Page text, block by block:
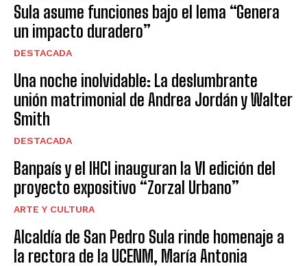
Sula asume funciones bajo el lema “Genera
un impacto duradero”
DESTACADA
Una noche inolvidable: La deslumbrante
unión matrimonial de Andrea Jordán y Walter
Smith
DESTACADA
Banpaís y el IHCI inauguran la VI edición del
proyecto expositivo “Zorzal Urbano”
ARTE Y CULTURA
Alcaldía de San Pedro Sula rinde homenaje a
la rectora de la UCENM, María Antonia